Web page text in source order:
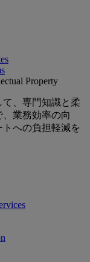
Property
、専門知識と柔
業務効率の向
トへの負担軽減を